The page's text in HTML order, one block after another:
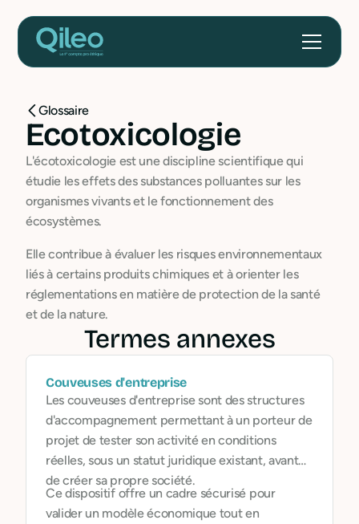
Glossaire
Ecotoxicologie
L'écotoxicologie est une discipline scientifique qui
étudie les effets des substances polluantes sur les
organismes vivants et le fonctionnement des
écosystèmes.
Elle contribue à évaluer les risques environnementaux
liés à certains produits chimiques et à orienter les
réglementations en matière de protection de la santé
et de la nature.
Termes annexes
Couveuses d'entreprise
Les couveuses d'entreprise sont des structures
d'accompagnement permettant à un porteur de
projet de tester son activité en conditions
réelles, sous un statut juridique existant, avant
de créer sa propre société.
Ce dispositif offre un cadre sécurisé pour
valider un modèle économique tout en